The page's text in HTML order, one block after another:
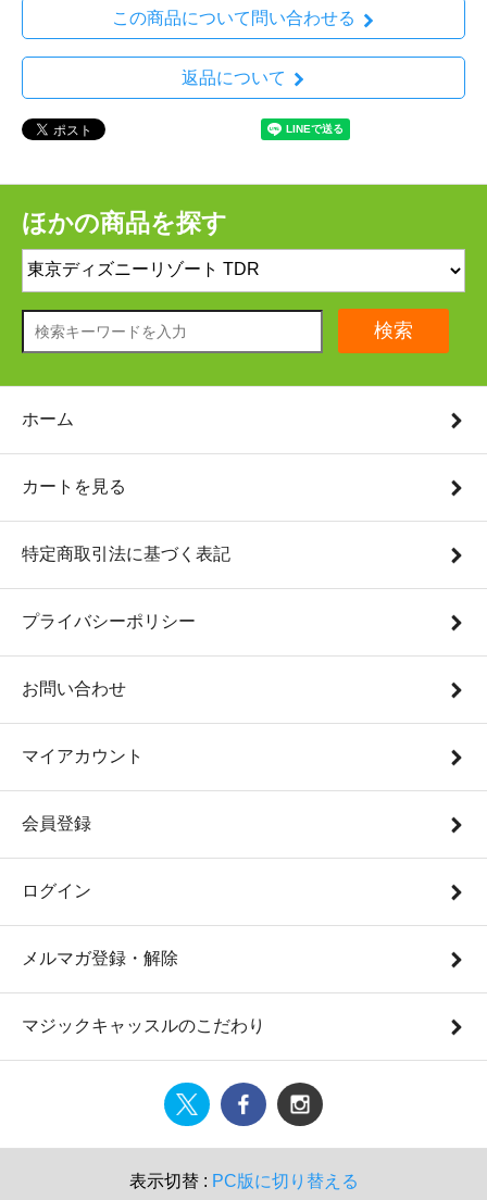
この商品について問い合わせる
返品について
ほかの商品を探す
検索
ホーム
カートを見る
特定商取引法に基づく表記
プライバシーポリシー
お問い合わせ
マイアカウント
会員登録
ログイン
メルマガ登録・解除
マジックキャッスルのこだわり
表示切替 : PC版に切り替える